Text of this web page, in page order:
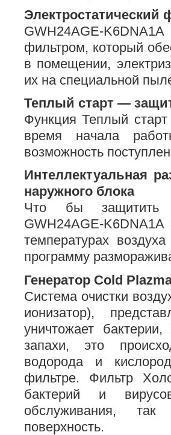
Электростатический
GWH24AGE-
фильтром, который
в помещении,
их на специальной
Теплый старт —
Функция Теплый
время начала
возможность
Интеллектуальная
наружного блока
Что бы защитить
GWH24AGE-
температурах
программу
Генератор Cold
Система очистки
ионизатор),
уничтожает
запахи, это
водорода и
фильтре. Фильтр
бактерий и
обслуживания,
поверхность.